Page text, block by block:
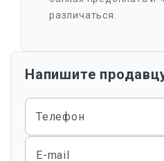
различаться.
Напишите
Телефон
E-mail